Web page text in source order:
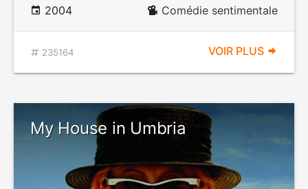
2004 Comédie sentimentale
235164 VOIR PLUS
My House in Umbria